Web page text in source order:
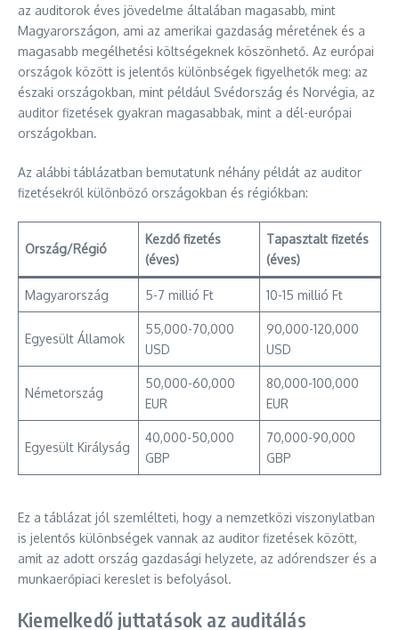
az auditorok éves jövedelme általában magasabb, mint
Magyarországon, ami az amerikai gazdaság méretének és a
magasabb megélhetési költségeknek köszönhető. Az európai
országok között is jelentős különbségek figyelhetők meg: az
északi országokban, mint például Svédország és Norvégia, az
auditor fizetések gyakran magasabbak, mint a dél-európai
országokban.
Az alábbi táblázatban bemutatunk néhány példát az auditor
fizetésekről különböző országokban és régiókban:
Ország/Régió
Kezdő fizetés
(éves)
Tapasztalt fizetés
(éves)
Magyarország 5-7 millió Ft 10-15 millió Ft
Egyesült Államok
55,000-70,000
USD
90,000-120,000
USD
Németország
50,000-60,000
EUR
80,000-100,000
EUR
Egyesült Királyság
40,000-50,000
GBP
70,000-90,000
GBP
Ez a táblázat jól szemlélteti, hogy a nemzetközi viszonylatban
is jelentős különbségek vannak az auditor fizetések között,
amit az adott ország gazdasági helyzete, az adórendszer és a
munkaerőpiaci kereslet is befolyásol.
Kiemelkedő juttatások az auditálás